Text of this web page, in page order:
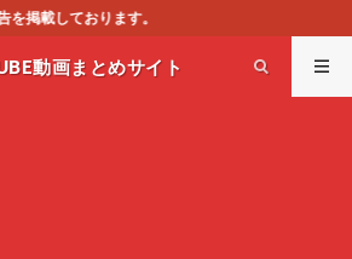
動画まとめサイト